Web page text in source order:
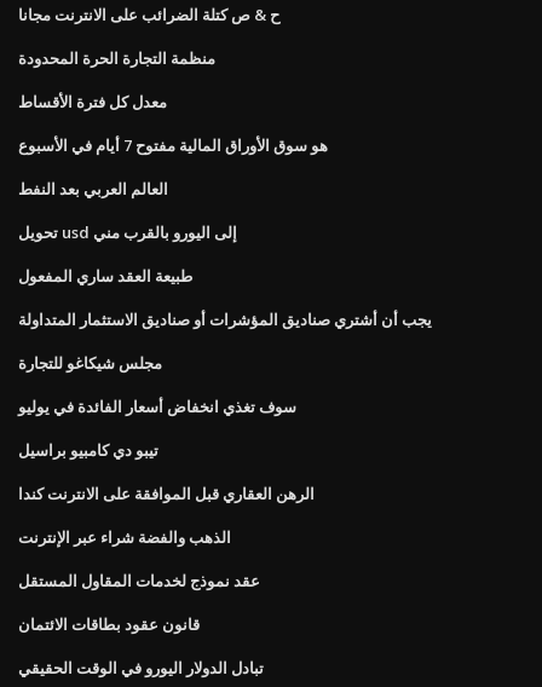
ح & ص كتلة الضرائب على الانترنت مجانا
منظمة التجارة الحرة المحدودة
معدل كل فترة الأقساط
هو سوق الأوراق المالية مفتوح 7 أيام في الأسبوع
العالم العربي بعد النفط
تحويل usd إلى اليورو بالقرب مني
طبيعة العقد ساري المفعول
يجب أن أشتري صناديق المؤشرات أو صناديق الاستثمار المتداولة
مجلس شيكاغو للتجارة
سوف تغذي انخفاض أسعار الفائدة في يوليو
تيبو دي كامبيو براسيل
الرهن العقاري قبل الموافقة على الانترنت كندا
الذهب والفضة شراء عبر الإنترنت
عقد نموذج لخدمات المقاول المستقل
قانون عقود بطاقات الائتمان
تبادل الدولار اليورو في الوقت الحقيقي